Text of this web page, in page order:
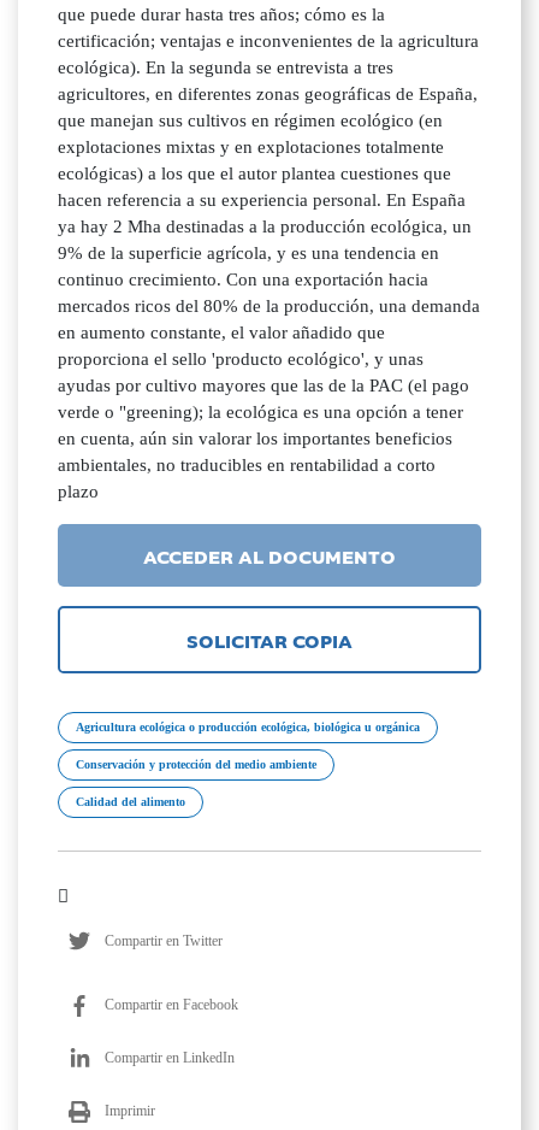
que puede durar hasta tres años; cómo es la
certificación; ventajas e inconvenientes de la agricultura
ecológica). En la segunda se entrevista a tres
agricultores, en diferentes zonas geográficas de España,
que manejan sus cultivos en régimen ecológico (en
explotaciones mixtas y en explotaciones totalmente
ecológicas) a los que el autor plantea cuestiones que
hacen referencia a su experiencia personal. En España
ya hay 2 Mha destinadas a la producción ecológica, un
9% de la superficie agrícola, y es una tendencia en
continuo crecimiento. Con una exportación hacia
mercados ricos del 80% de la producción, una demanda
en aumento constante, el valor añadido que
proporciona el sello 'producto ecológico', y unas
ayudas por cultivo mayores que las de la PAC (el pago
verde o "greening); la ecológica es una opción a tener
en cuenta, aún sin valorar los importantes beneficios
ambientales, no traducibles en rentabilidad a corto
plazo
ACCEDER AL DOCUMENTO
SOLICITAR COPIA
Agricultura ecológica o producción ecológica, biológica u orgánica
Conservación y protección del medio ambiente
Calidad del alimento
Compartir en Twitter
Compartir en Facebook
Compartir en LinkedIn
Imprimir